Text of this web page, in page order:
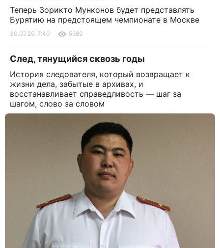
Теперь Зорикто Мунконов будет представлять
Бурятию на предстоящем чемпионате в Москве
30.07.25, 7:40 5589
След, тянущийся сквозь годы
История следователя, который возвращает к
жизни дела, забытые в архивах, и
восстанавливает справедливость — шаг за
шагом, слово за словом